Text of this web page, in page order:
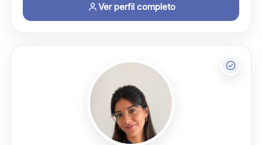
Ver perfil completo